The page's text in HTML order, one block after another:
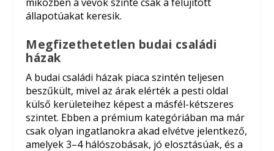
állapotúakat keresik.
Megfizethetetlen budai családi
házak
A budai családi házak piaca szintén teljesen
beszűkült, mivel az árak elérték a pesti oldal
külső kerületeihez képest a másfél-kétszeres
szintet. Ebben a prémium kategóriában ma már
csak olyan ingatlanokra akad elvétve jelentkező,
amelyek 3–4 hálószobásak, jó elosztásúak, és a